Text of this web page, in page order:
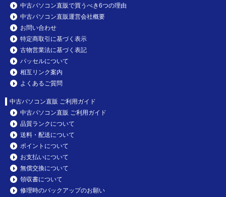
中古パソコン直販で買うべき6つの理由
中古パソコン直販運営会社概要
お問い合わせ
特定商取引に基づく表示
古物営業法に基づく表記
パッセルについて
相互リンク案内
よくあるご質問
中古パソコン直販 ご利用ガイド
中古パソコン直販 ご利用ガイド
品質ランクについて
送料・配送について
ポイントについて
お支払いについて
無償交換について
領収書について
修理時のバックアップのお願い